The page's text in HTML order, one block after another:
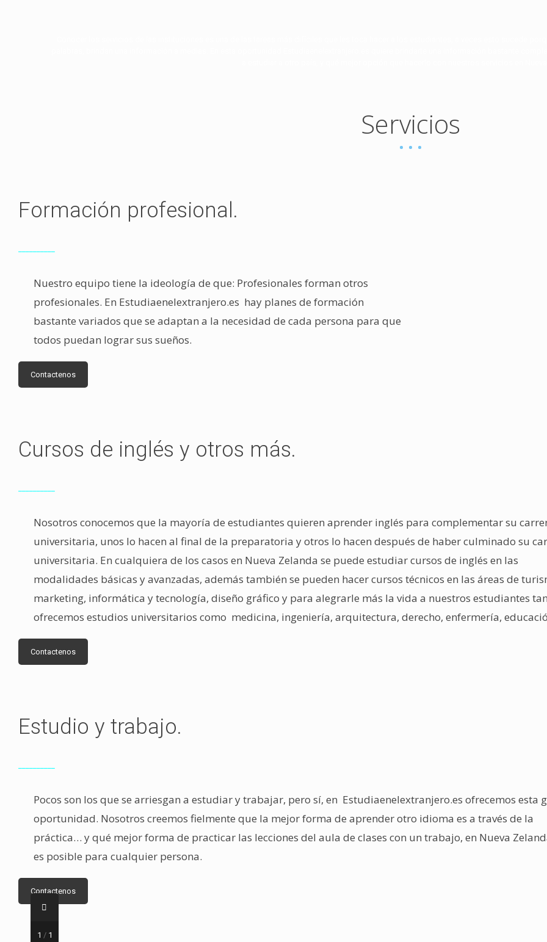
Servicios
Formación profesional.
Nuestro equipo tiene la ideología de que: Profesionales forman otros
profesionales. En Estudiaenelextranjero.es hay planes de formación
bastante variados que se adaptan a la necesidad de cada persona para que
todos puedan lograr sus sueños.
Contactenos
Cursos de inglés y otros más.
Nosotros conocemos que la mayoría de estudiantes quieren aprender inglés para complementar su
universitaria, unos lo hacen al final de la preparatoria y otros lo hacen después de haber culminado su
universitaria. En cualquiera de los casos en Nueva Zelanda se puede estudiar cursos de inglés en las
modalidades básicas y avanzadas, además también se pueden hacer cursos técnicos en las áreas de
marketing, informática y tecnología, diseño gráfico y para alegrarle más la vida a nuestros estudiantes
ofrecemos estudios universitarios como medicina, ingeniería, arquitectura, derecho, enfermería,
Contactenos
Estudio y trabajo.
Pocos son los que se arriesgan a estudiar y trabajar, pero sí, en Estudiaenelextranjero.es ofrecemos esta
oportunidad. Nosotros creemos fielmente que la mejor forma de aprender otro idioma es a través de la
práctica… y qué mejor forma de practicar las lecciones del aula de clases con un trabajo, en Nueva
es posible para cualquier persona.
Contactenos
1 / 1